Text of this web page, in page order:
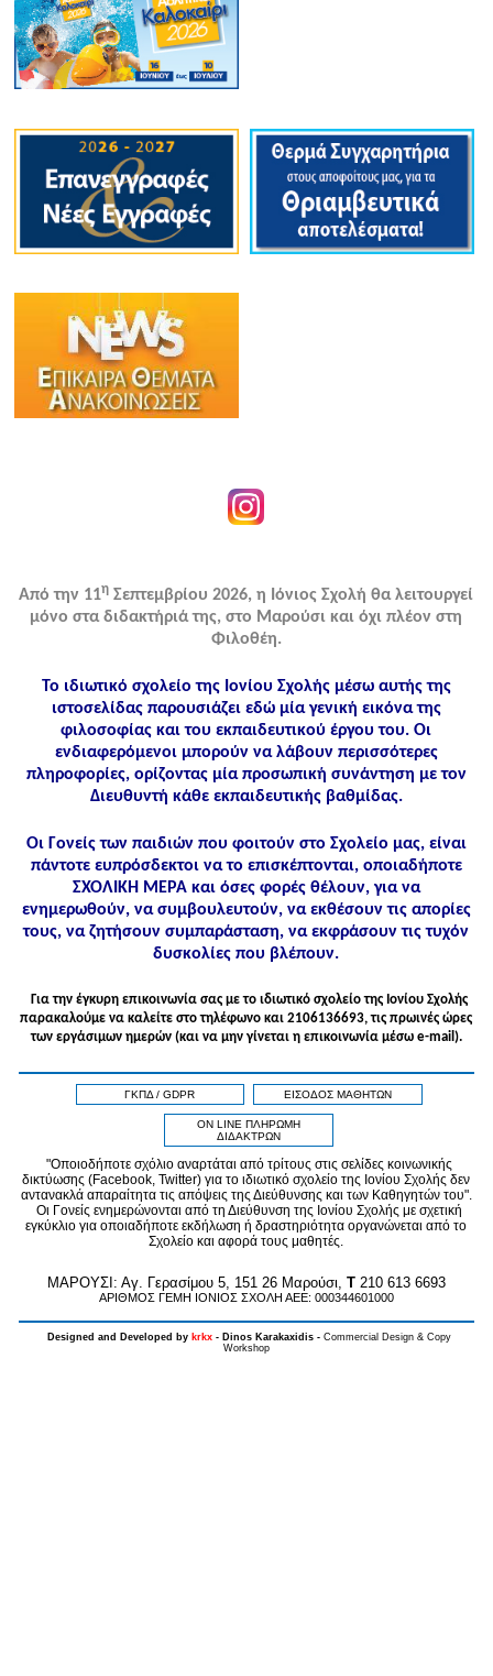
Από την 11η Σεπτεμβρίου 2026, η Ιόνιος Σχολή θα λειτουργεί
μόνο στα διδακτήριά της, στο Μαρούσι και όχι πλέον στη
Φιλοθέη.
Το ιδιωτικό σχολείο της Ιονίου Σχολής μέσω αυτής της
ιστοσελίδας παρουσιάζει εδώ μία γενική εικόνα της
φιλοσοφίας και του εκπαιδευτικού έργου του. Οι
ενδιαφερόμενοι μπορούν να λάβουν περισσότερες
πληροφορίες, ορίζοντας μία προσωπική συνάντηση με τον
Διευθυντή κάθε εκπαιδευτικής βαθμίδας.
Οι Γονείς των παιδιών που φοιτούν στο Σχολείο μας, είναι
πάντοτε ευπρόσδεκτοι να το επισκέπτονται, οποιαδήποτε
ΣΧΟΛΙΚΗ ΜΕΡΑ και όσες φορές θέλουν, για να
ενημερωθούν, να συμβουλευτούν, να εκθέσουν τις απορίες
τους, να ζητήσουν συμπαράσταση, να εκφράσουν τις τυχόν
δυσκολίες που βλέπουν.
Για την έγκυρη επικοινωνία σας με το ιδιωτικό σχολείο της Ιονίου Σχολής
παρακαλούμε να καλείτε στo τηλέφωνo και 2106136693, τις πρωινές ώρες
των εργάσιμων ημερών (και να μην γίνεται η επικοινωνία μέσω e-mail).
ΓΚΠΔ / GDPR ΕΙΣΟΔΟΣ ΜΑΘΗΤΩΝ
ON LINE ΠΛΗΡΩΜΗ
ΔΙΔΑΚΤΡΩΝ
"Οποιοδήποτε σχόλιο αναρτάται από τρίτους στις σελίδες κοινωνικής
δικτύωσης (Facebook, Twitter) για το ιδιωτικό σχολείο της Ιονίου Σχολής δεν
αντανακλά απαραίτητα τις απόψεις της Διεύθυνσης και των Καθηγητών του".
Οι Γονείς ενημερώνονται από τη Διεύθυνση της Ιονίου Σχολής με σχετική
εγκύκλιο για οποιαδήποτε εκδήλωση ή δραστηριότητα οργανώνεται από το
Σχολείο και αφορά τους μαθητές.
MAPOYΣΙ: Αγ. Γερασίμου 5, 151 26 Μαρούσι, T210 613 6693
ΑΡΙΘΜΟΣ ΓΕΜΗ ΙΟΝΙΟΣ ΣΧΟΛΗ ΑΕΕ: 000344601000
Designed and Developed by krkx- Dinos Karakaxidis - Commercial Design & Copy
Workshop